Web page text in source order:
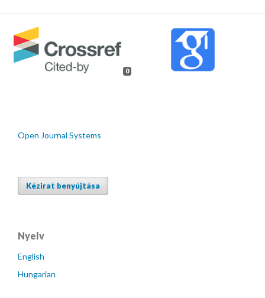
0
Open Journal Systems
Kézirat benyújtása
Nyelv
English
Hungarian